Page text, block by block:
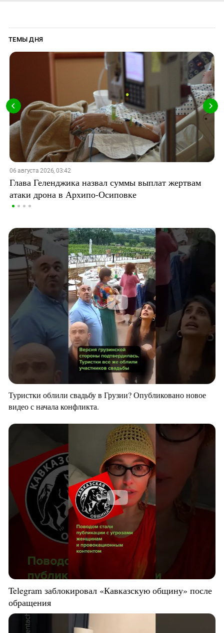
ТЕМЫ ДНЯ
06 августа 2026, 03:42
Глава Геленджика назвал суммы выплат жертвам
атаки дрона в Архипо-Осиповке
Туристки облили свадьбу в Грузии? Опубликовано новое
видео с начала конфликта.
Telegram заблокировал «Кавказскую общину» после
обращения